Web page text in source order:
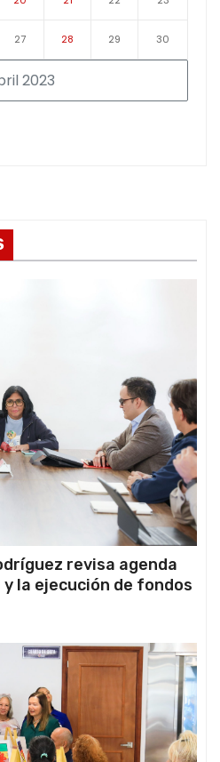
2023
27 28 29 30
revisa agenda
la ejecución de fondos